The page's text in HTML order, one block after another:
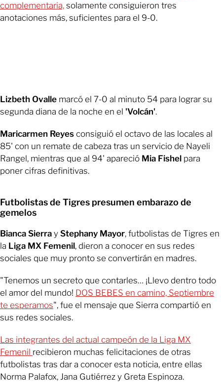
complementaria, solamente consiguieron tres
anotaciones más, suficientes para el 9-0.
Lizbeth Ovalle marcó el 7-0 al minuto 54 para lograr su
segunda diana de la noche en el 'Volcán'.
Maricarmen Reyes consiguió el octavo de las locales al
85' con un remate de cabeza tras un servicio de Nayeli
Rangel, mientras que al 94' apareció Mia Fishel para
poner cifras definitivas.
Futbolistas de Tigres presumen embarazo de
gemelos
Bianca Sierra y Stephany Mayor, futbolistas de Tigres en
la Liga MX Femenil, dieron a conocer en sus redes
sociales que muy pronto se convertirán en madres.
"Tenemos un secreto que contarles… ¡Llevo dentro todo
el amor del mundo! DOS BEBES en camino, Septiembre
te esperamos", fue el mensaje que Sierra compartió en
sus redes sociales.
Las integrantes del actual campeón de la Liga MX
Femenil recibieron muchas felicitaciones de otras
futbolistas tras dar a conocer esta noticia, entre ellas
Norma Palafox, Jana Gutiérrez y Greta Espinoza.